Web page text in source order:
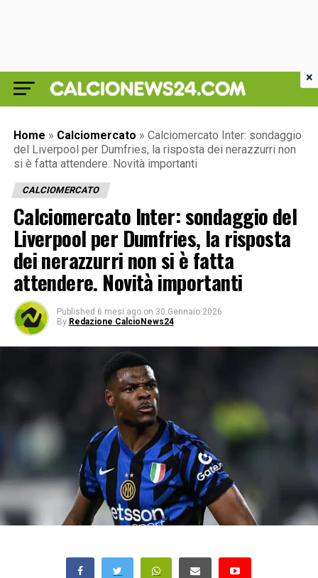
Home » Calciomercato » Calciomercato Inter: sondaggio
del Liverpool per Dumfries, la risposta dei nerazzurri non
si è fatta attendere. Novità importanti
CALCIOMERCATO
Calciomercato Inter: sondaggio del
Liverpool per Dumfries, la risposta
dei nerazzurri non si è fatta
attendere. Novità importanti
Published 6 mesi ago on 30 Gennaio 2026
By Redazione CalcioNews24
×